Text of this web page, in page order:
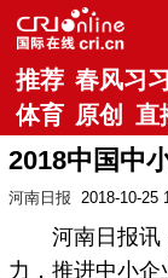
推荐 春风习习
体育 原创 直
2018中国中
河南日报 2018-10-25
河南日报讯：
力，推进中小企